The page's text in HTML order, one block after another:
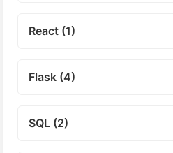
React (1)
Flask (4)
SQL (2)